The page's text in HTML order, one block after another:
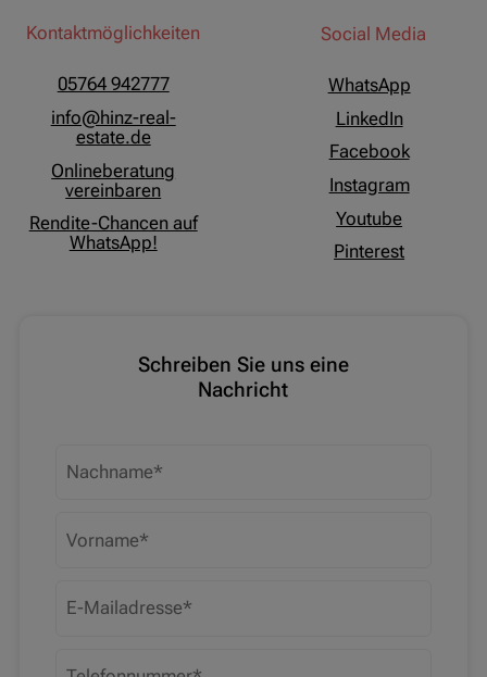
Kontaktmöglichkeiten
05764 942777
info@hinz-real-
estate.de
Onlineberatung
vereinbaren
Rendite-Chancen auf
WhatsApp!
Social Media
WhatsApp
LinkedIn
Facebook
Instagram
Youtube
Pinterest
Schreiben Sie uns eine
Nachricht